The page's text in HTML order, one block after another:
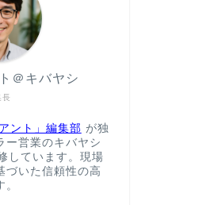
長
＠キバヤシ
ント」編集部 が独
ー営業のキバヤシ
しています。現場
づいた信頼性の高